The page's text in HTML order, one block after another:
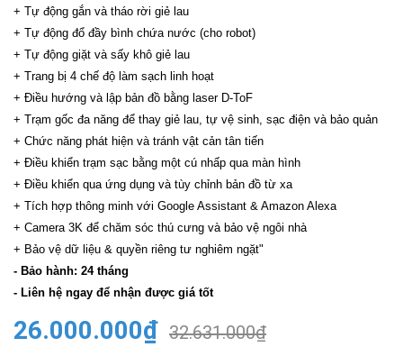
+ Tự động gắn và tháo rời giẻ lau
+ Tự động đổ đầy bình chứa nước (cho robot)
+ Tự động giặt và sấy khô giẻ lau
+ Trang bị 4 chế độ làm sạch linh hoạt
+ Điều hướng và lập bản đồ bằng laser D-ToF
+ Trạm gốc đa năng để thay giẻ lau, tự vệ sinh, sạc điện và bảo quản
+ Chức năng phát hiện và tránh vật cản tân tiến
+ Điều khiển trạm sạc bằng một cú nhấp qua màn hình
+ Điều khiển qua ứng dụng và tùy chỉnh bản đồ từ xa
+ Tích hợp thông minh với Google Assistant & Amazon Alexa
+ Camera 3K để chăm sóc thú cưng và bảo vệ ngôi nhà
+ Bảo vệ dữ liệu & quyền riêng tư nghiêm ngặt"
- Bảo hành: 24 tháng
- Liên hệ ngay để nhận được giá tốt
26.000.000₫ 32.631.000₫